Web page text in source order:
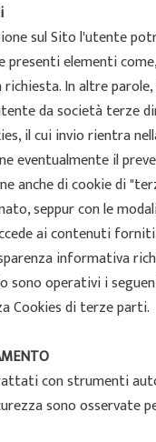
sul Sito l'utente
presenti elementi
richiesta. In altre
da società terze
il cui invio rientra
eventualmente il
anche di cookie di
seppur con le
ai contenuti
informativa
sono operativi i
Cookies di terze parti.
con strumenti
sono